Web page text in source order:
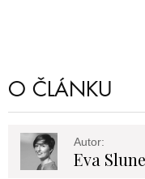
O ČLÁNKU
Autor:
Eva